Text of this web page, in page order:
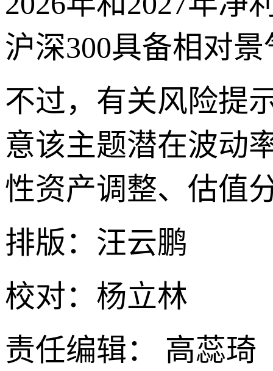
沪深300具备相对
不过，有关风险提
意该主题潜在波动
性资产调整、估值
排版：汪云鹏
校对：杨立林
责任编辑： 高蕊琦